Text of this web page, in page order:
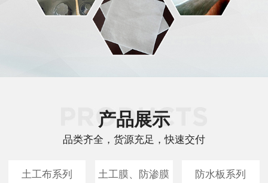
产品展示
品类齐全，货源充足，快速交付
土工布系列 土工膜、防渗膜 防水板系列